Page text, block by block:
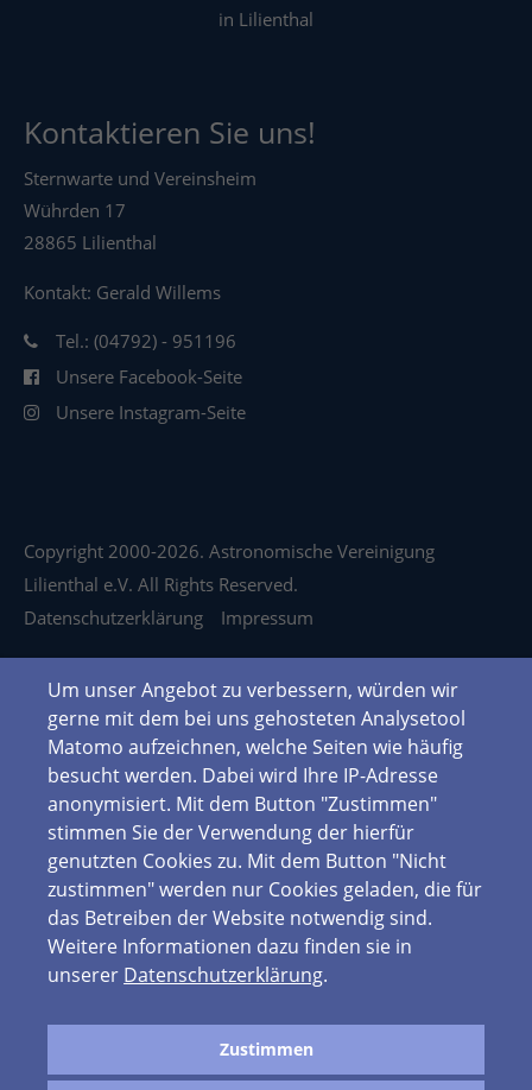
in Lilienthal
Kontaktieren Sie uns!
Sternwarte und Vereinsheim
Wührden 17
28865 Lilienthal
Kontakt: Gerald Willems
Tel.: (04792) - 951196
Unsere Facebook-Seite
Unsere Instagram-Seite
Copyright 2000-2026. Astronomische Vereinigung
Lilienthal e.V. All Rights Reserved.
Datenschutzerklärung
Impressum
Um unser Angebot zu verbessern, würden wir
gerne mit dem bei uns gehosteten Analysetool
Matomo aufzeichnen, welche Seiten wie häufig
besucht werden. Dabei wird Ihre IP-Adresse
anonymisiert. Mit dem Button "Zustimmen"
stimmen Sie der Verwendung der hierfür
genutzten Cookies zu. Mit dem Button "Nicht
zustimmen" werden nur Cookies geladen, die für
das Betreiben der Website notwendig sind.
Weitere Informationen dazu finden sie in
unserer Datenschutzerklärung.
Zustimmen